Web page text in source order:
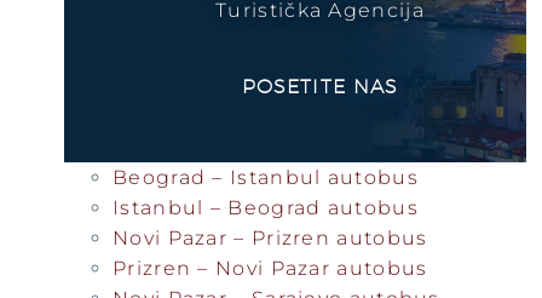
Turistička Agencija
POSETITE NAS
Beograd – Istanbul autobus
Istanbul – Beograd autobus
Novi Pazar – Prizren autobus
Prizren – Novi Pazar autobus